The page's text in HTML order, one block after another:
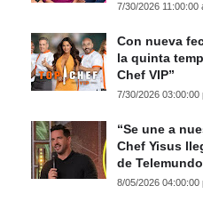
7/30/2026 11:00:00
Con nueva
la quinta
Chef VIP”
7/30/2026 03:00:00
“Se une a
Chef Yisus
de Telemundo
8/05/2026 04:00:00